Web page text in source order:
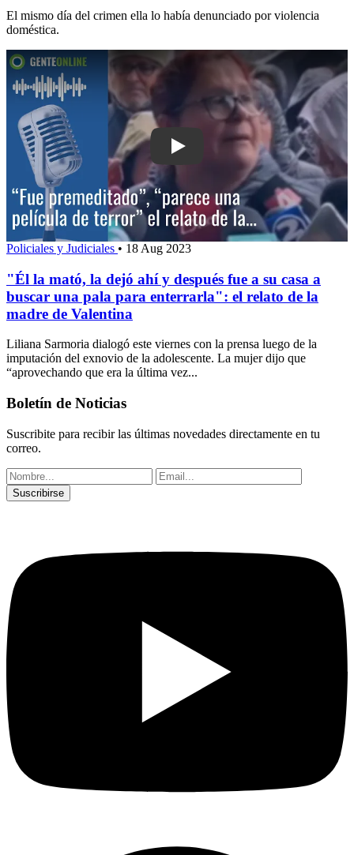
El mismo día del crimen ella lo había denunciado por violencia
doméstica.
Play: "Él la mató, la dejó ahí y
Policiales y Judiciales • 18 Aug 2023
"Él la mató, la dejó ahí y después fue a su casa a
buscar una pala para enterrarla": el relato de la
madre de Valentina
Liliana Sarmoria dialogó este viernes con la prensa luego de la
imputación del exnovio de la adolescente. La mujer dijo que
“aprovechando que era la última vez...
Boletín de Noticias
Suscribite para recibir las últimas novedades directamente en tu
correo.
Suscribirse